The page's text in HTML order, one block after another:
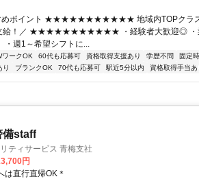
めポイント ★★★★★★★★★★★ 地域内TOPクラ
支給！／ ★★★★★★★★★★★ ・経験者大歓迎◎ ・
・週1～希望シフトに...
ワークOK 60代も応募可 資格取得支援あり 学歴不問
固定
り ブランクOK 70代も応募可 駅近5分以内 資格取得手当あ
備staff
ティサービス 青梅支社
円
は直行直帰OK＊